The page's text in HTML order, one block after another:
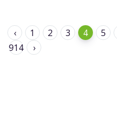
‹ 1 2 3 4 5
914
›